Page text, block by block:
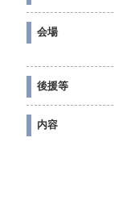
会場
後援等
内容